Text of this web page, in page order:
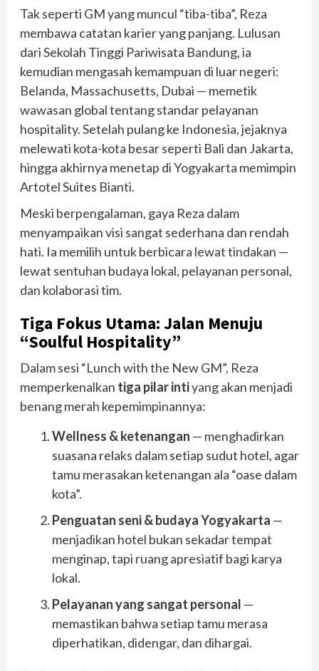
Tak seperti GM yang muncul “tiba-tiba”, Reza
membawa catatan karier yang panjang. Lulusan
dari Sekolah Tinggi Pariwisata Bandung, ia
kemudian mengasah kemampuan di luar negeri:
Belanda, Massachusetts, Dubai — memetik
wawasan global tentang standar pelayanan
hospitality. Setelah pulang ke Indonesia, jejaknya
melewati kota-kota besar seperti Bali dan Jakarta,
hingga akhirnya menetap di Yogyakarta memimpin
Artotel Suites Bianti.
Meski berpengalaman, gaya Reza dalam
menyampaikan visi sangat sederhana dan rendah
hati. Ia memilih untuk berbicara lewat tindakan —
lewat sentuhan budaya lokal, pelayanan personal,
dan kolaborasi tim.
Tiga Fokus Utama: Jalan Menuju
“Soulful Hospitality”
Dalam sesi “Lunch with the New GM”, Reza
memperkenalkan tiga pilar intiyang akan menjadi
benang merah kepemimpinannya:
Wellness & ketenangan — menghadirkan
suasana relaks dalam setiap sudut hotel, agar
tamu merasakan ketenangan ala “oase dalam
kota”.
Penguatan seni & budaya Yogyakarta —
menjadikan hotel bukan sekadar tempat
menginap, tapi ruang apresiatif bagi karya
lokal.
Pelayanan yang sangat personal —
memastikan bahwa setiap tamu merasa
diperhatikan, didengar, dan dihargai.